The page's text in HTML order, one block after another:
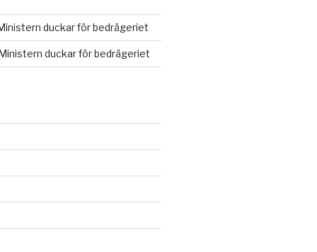
duckar för bedrägeriet
duckar för bedrägeriet